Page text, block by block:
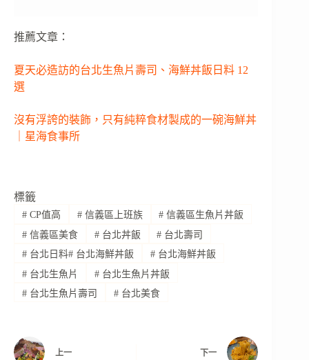
推薦文章：
夏天必造訪的台北生魚片壽司、海鮮丼飯日料 12
選
沒有浮誇的裝飾，只有純粹食材製成的一碗海鮮丼
｜星海食事所
標籤
#CP值高 #信義區上班族 # 信義區生魚片丼飯
#信義區美食 #台北丼飯 # 台北壽司
#台北日料# 台北海鮮丼飯 #台北海鮮丼飯
#台北生魚片 #台北生魚片丼飯
#台北生魚片壽司 #台北美食
上一 下一